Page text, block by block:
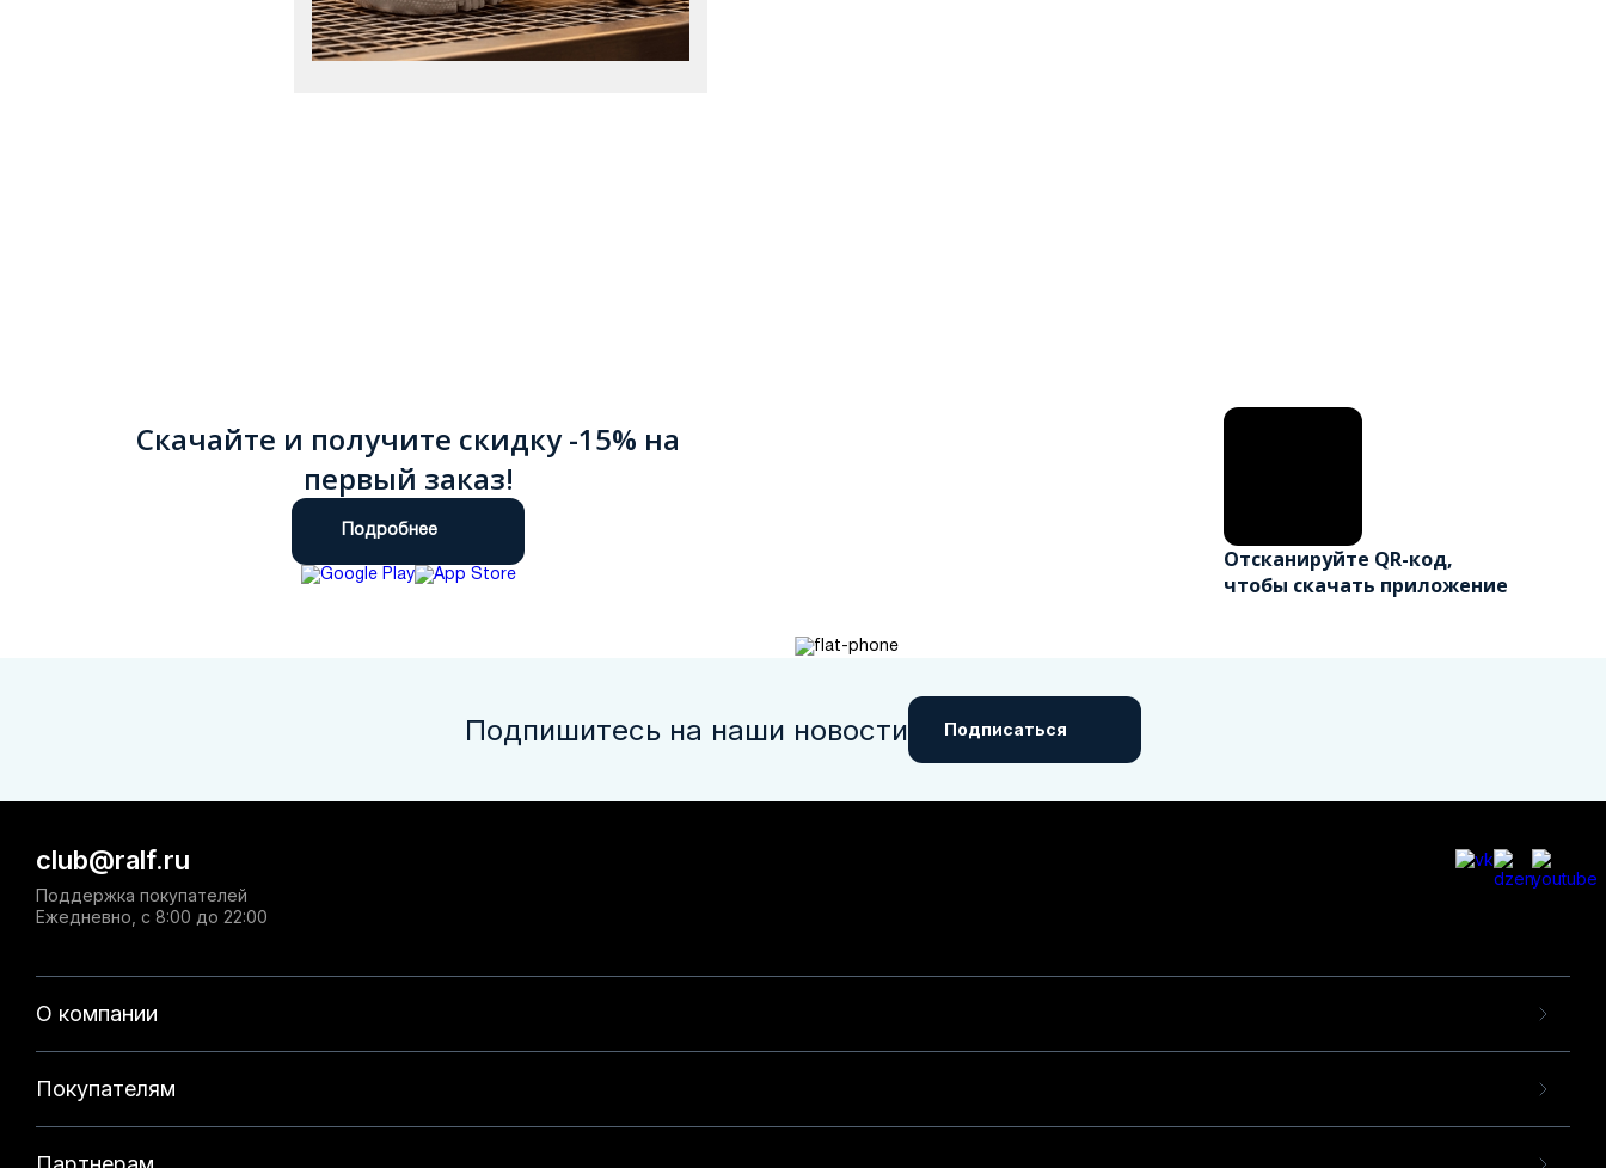
Скачайте и получите скидку -15% на
первый заказ!
Подробнее
Отсканируйте QR-код,
чтобы скачать приложение
Подпишитесь на наши новости Подписаться
О компании
Покупателям
club@ralf.ru
Поддержка покупателей
Ежедневно, с 8:00 до 22:00